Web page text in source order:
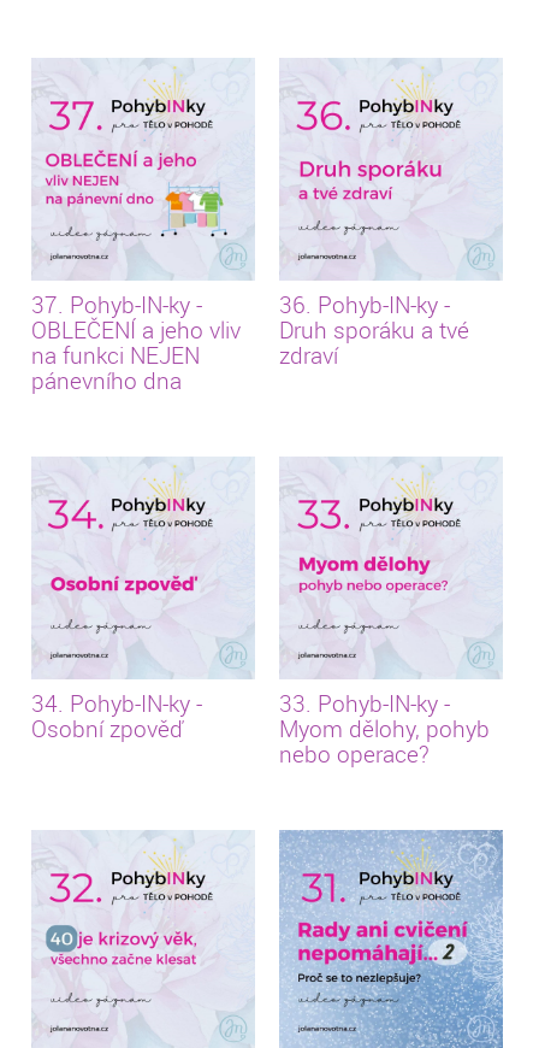
37. Pohyb-IN-ky -
OBLEČENÍ a jeho vliv
na funkci NEJEN
pánevního dna
36. Pohyb-IN-ky -
Druh sporáku a tvé
zdraví
34. Pohyb-IN-ky -
Osobní zpověď
33. Pohyb-IN-ky -
Myom dělohy, pohyb
nebo operace?